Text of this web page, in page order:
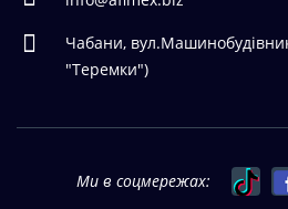
Чабани,
"Теремки")
Ми в соцмережах: